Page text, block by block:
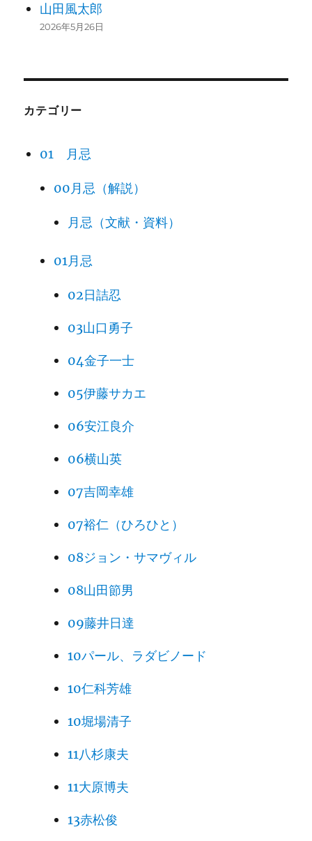
山田風太郎
2026年5月26日
カテゴリー
01 月忌
00月忌（解説）
月忌（文献・資料）
01月忌
02日詰忍
03山口勇子
04金子一士
05伊藤サカエ
06安江良介
06横山英
07吉岡幸雄
07裕仁（ひろひと）
08ジョン・サマヴィル
08山田節男
09藤井日達
10パール、ラダビノード
10仁科芳雄
10堀場清子
11八杉康夫
11大原博夫
13赤松俊